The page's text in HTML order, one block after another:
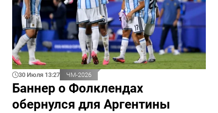
30 Июля 13:27 ЧМ-2026
Баннер о Фолклендах
обернулся для Аргентины